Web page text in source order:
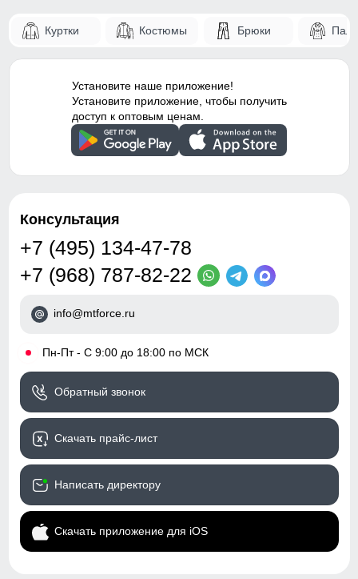
Куртки Костюмы Брюки
Установите наше приложение!
Установите приложение, чтобы получить
доступ к оптовым ценам.
Консультация
+7 (495) 134-47-78
+7 (968) 787-82-22
info@mtforce.ru
• Пн-Пт - С 9:00 до 18:00 по МСК
Обратный звонок
Скачать прайс-лист
Написать директору
Скачать приложение для iOS